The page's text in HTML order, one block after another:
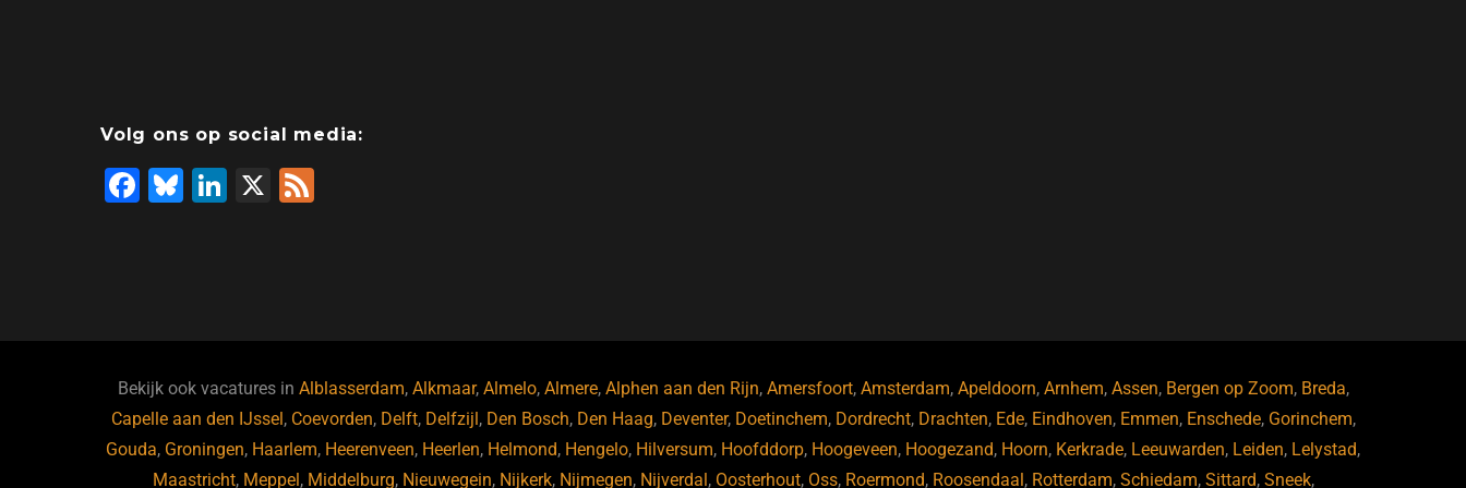
Volg ons op social media:
F
o
k
Bl
Li
X
Bekijk ook vacatures in Alblasserdam, Alkmaar, Almelo, Almere, Alphen aan den Rijn, Amersfoort, Amsterdam, Apeldoorn, Arnhem, Assen, Bergen op Zoom, Breda,
Capelle aan den IJssel , Coevorden, Delft, Delfzijl , Den Bosch, Den Haag, Deventer, Doetinchem, Dordrecht, Drachten, Ede, Eindhoven, Emmen, Enschede, Gorinchem,
Gouda, Groningen, Haarlem, Heerenveen, Heerlen, Helmond, Hengelo, Hilversum, Hoofddorp, Hoogeveen, Hoogezand, Hoorn, Kerkrade, Leeuwarden, Leiden, Lelystad,
Maastricht, Meppel , Middelburg, Nieuwegein, Nijkerk, Nijmegen, Nijverdal , Oosterhout, Oss, Roermond, Roosendaal , Rotterdam, Schiedam, Sittard, Sneek,